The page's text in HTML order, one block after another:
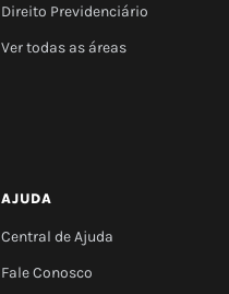
Direito Previdenciário
Ver todas as áreas
AJUDA
Central de Ajuda
Fale Conosco